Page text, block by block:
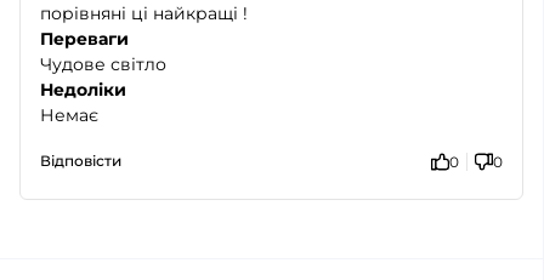
порівняні ці найкращі !
Переваги
Чудове світло
Недоліки
Немає
Відповісти 0 0